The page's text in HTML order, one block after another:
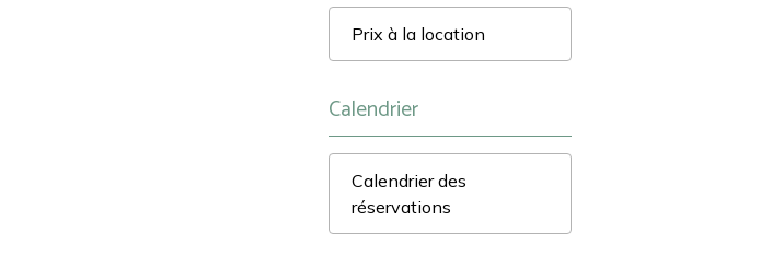
Prix à la location
Calendrier
Calendrier des
réservations